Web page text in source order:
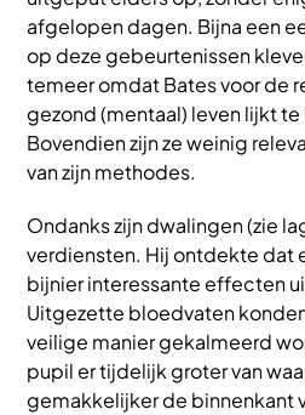
afgelopen dagen. Bijna een
op deze gebeurtenissen
temeer omdat Bates voor de
gezond (mentaal) leven lijkt
Bovendien zijn ze weinig
van zijn methodes.
Ondanks zijn dwalingen (zie
verdiensten. Hij ontdekte dat
bijnier interessante effecten
Uitgezette bloedvaten
veilige manier gekalmeerd
pupil er tijdelijk groter van
gemakkelijker de binnenkant